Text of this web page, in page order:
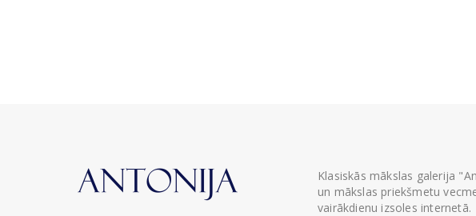
Klasiskās mākslas galerija
un mākslas priekšmetu
vairākdienu izsoles internetā.